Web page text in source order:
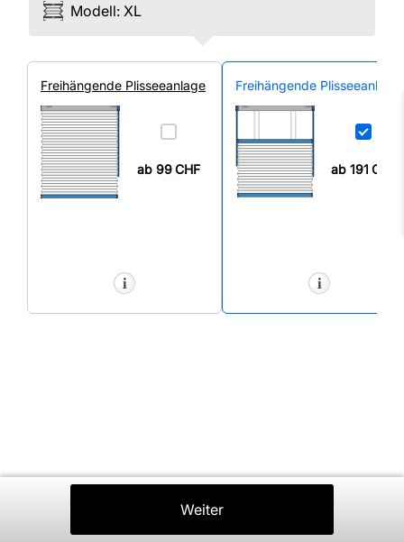
Modell: XL
Frei­hängende Plissee­anlage
ab 99CHF
Frei­hängende Plissee­anlage
ab 191 CHF
Weiter